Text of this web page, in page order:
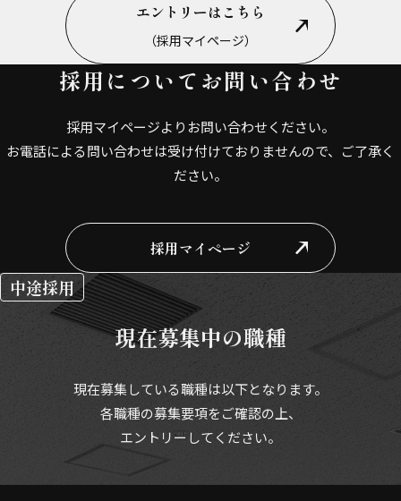
エントリーはこちら
（採用マイページ）
採用についてお問い合わせ
採用マイページよりお問い合わせください。
お電話による問い合わせは受け付けておりませんので、ご了承く
ださい。
採用マイページ
中途採用
現在募集中の職種
現在募集している職種は以下となります。
各職種の募集要項をご確認の上、
エントリーしてください。